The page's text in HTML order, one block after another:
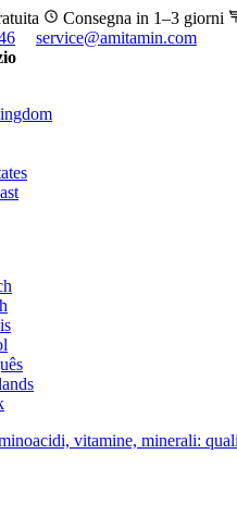
Consegna in 1–3 giorni
service@amitamin.com